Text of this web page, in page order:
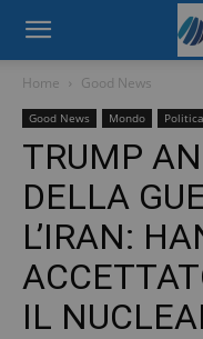
Home Good News
Good News Mondo
TRUMP
DELLA
L’IRAN:
IL